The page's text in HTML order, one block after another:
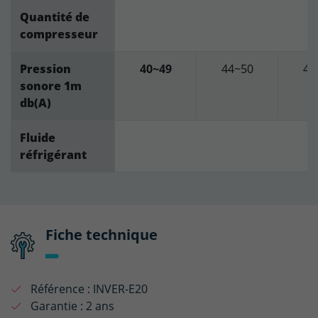
Quantité de
compresseur
Pression
sonore 1m
db(A)
40~49 44~50
Fluide
réfrigérant
Fiche technique
Référence : INVER-E20
Garantie : 2 ans